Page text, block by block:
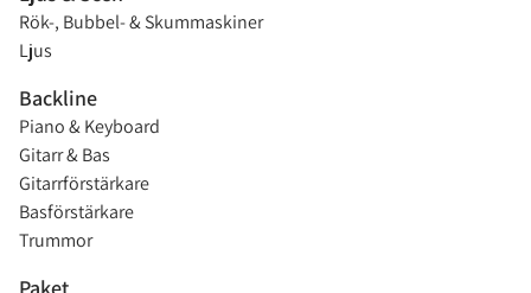
Rök-, Bubbel- & Skummaskiner
Ljus
Backline
Piano & Keyboard
Gitarr & Bas
Gitarrförstärkare
Basförstärkare
Trummor